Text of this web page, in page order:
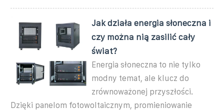
Jak działa energia słoneczna i
czy można nią zasilić cały
świat?
Energia słoneczna to nie tylko
modny temat, ale klucz do
zrównoważonej przyszłości.
Dzięki panelom fotowoltaicznym, promieniowanie